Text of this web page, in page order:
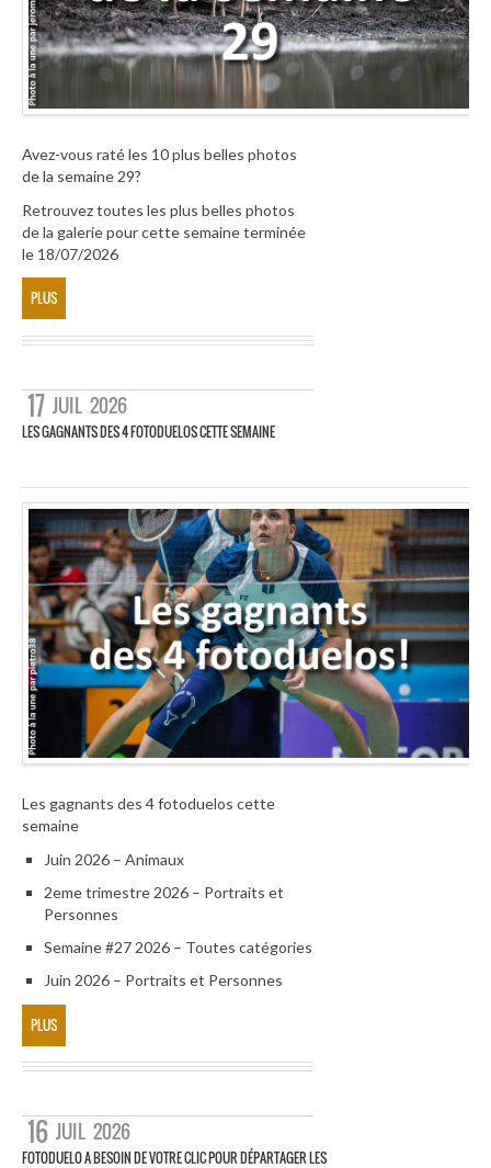
Avez-vous raté les 10 plus belles photos
de la semaine 29?
Retrouvez toutes les plus belles photos
de la galerie pour cette semaine terminée
le 18/07/2026
PLUS
17 JUIL 2026
LES GAGNANTS DES 4 FOTODUELOS CETTE SEMAINE
Les gagnants des 4 fotoduelos cette
semaine
Juin 2026 – Animaux
2eme trimestre 2026 – Portraits et
Personnes
Semaine #27 2026 – Toutes catégories
Juin 2026 – Portraits et Personnes
PLUS
16 JUIL 2026
FOTODUELO A BESOIN DE VOTRE CLIC POUR DÉPARTAGER LES